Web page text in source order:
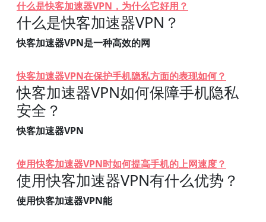
什么是快客加速器VPN，为什么它好用？
什么是快客加速器VPN？
快客加速器VPN是一种高效的网
快客加速器VPN在保护手机隐私方面的表现如何？
快客加速器VPN如何保障手机隐私
安全？
快客加速器VPN
使用快客加速器VPN时如何提高手机的上网速度？
使用快客加速器VPN有什么优势？
使用快客加速器VPN能